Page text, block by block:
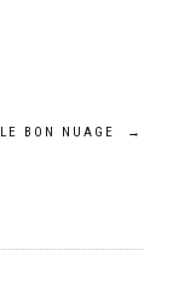
LE BON NUAGE →